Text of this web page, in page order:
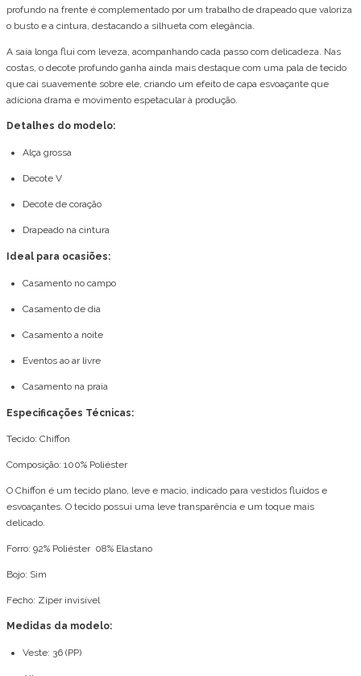
profundo na frente é complementado por um trabalho de drapeado que valoriza
o busto e a cintura, destacando a silhueta com elegância.
A saia longa flui com leveza, acompanhando cada passo com delicadeza. Nas
costas, o decote profundo ganha ainda mais destaque com uma pala de tecido
que cai suavemente sobre ele, criando um efeito de capa esvoaçante que
adiciona drama e movimento espetacular à produção.
Detalhes do modelo:
Alça grossa
Decote V
Decote de coração
Drapeado na cintura
Ideal para ocasiões:
Casamento no campo
Casamento de dia
Casamento a noite
Eventos ao ar livre
Casamento na praia
Especificações Técnicas:
Tecido: Chiffon
Composição: 100% Poliéster
O Chiffon é um tecido plano, leve e macio, indicado para vestidos fluídos e
esvoaçantes. O tecido possui uma leve transparência e um toque mais
delicado.
Forro: 92% Poliéster 08% Elastano
Bojo: Sim
Fecho: Zíper invisível
Medidas da modelo:
Veste: 36 (PP)